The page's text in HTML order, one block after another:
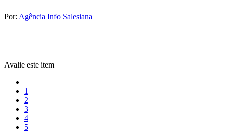
Por: Agência Info Salesiana
Avalie este item
1
2
3
4
5